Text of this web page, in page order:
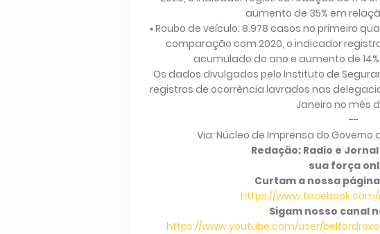
aumento de 35% em
▪ Roubo de veículo: 8.978 casos no primeiro
comparação com 2020, o indicador
acumulado do ano e aumento de
Os dados divulgados pelo Instituto de
registros de ocorrência lavrados nas
Janeiro no mês
--
Via: Núcleo de Imprensa do Governo
Redação: Radio e Jornal
sua força
Curtam a nossa
https://
Sigam nosso canal
https://www.youtube.com/user/